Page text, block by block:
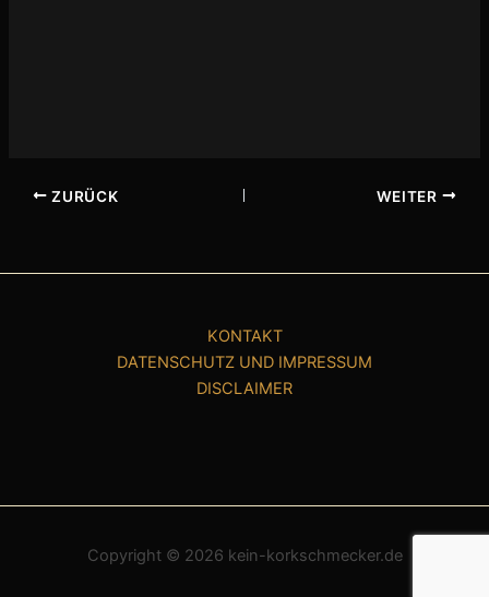
ZURÜCK WEITER
KONTAKT
DATENSCHUTZ UND IMPRESSUM
DISCLAIMER
Copyright © 2026 kein-korkschmecker.de